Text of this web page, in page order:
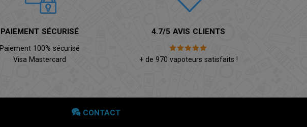
PAIEMENT SÉCURISÉ
Paiement 100% sécurisé
Visa Mastercard
4.7/5 AVIS CLIENTS
+ de 970 vapoteurs satisfaits !
CONTACT